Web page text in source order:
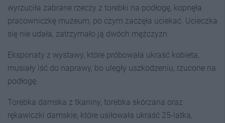
wyrzuciła zabrane rzeczy z torebki na podłogę, kopnęła
pracowniczkę muzeum, po czym zaczęła uciekać. Ucieczka
się nie udała, zatrzymało ją dwóch mężczyzn.
Eksponaty z wystawy, które próbowała ukraść kobieta,
musiały iść do naprawy, bo uległy uszkodzeniu, rzucone na
podłogę.
Torebka damska z tkaniny, torebka skórzana oraz
rękawiczki damskie, które usiłowała ukraść 25-latka,